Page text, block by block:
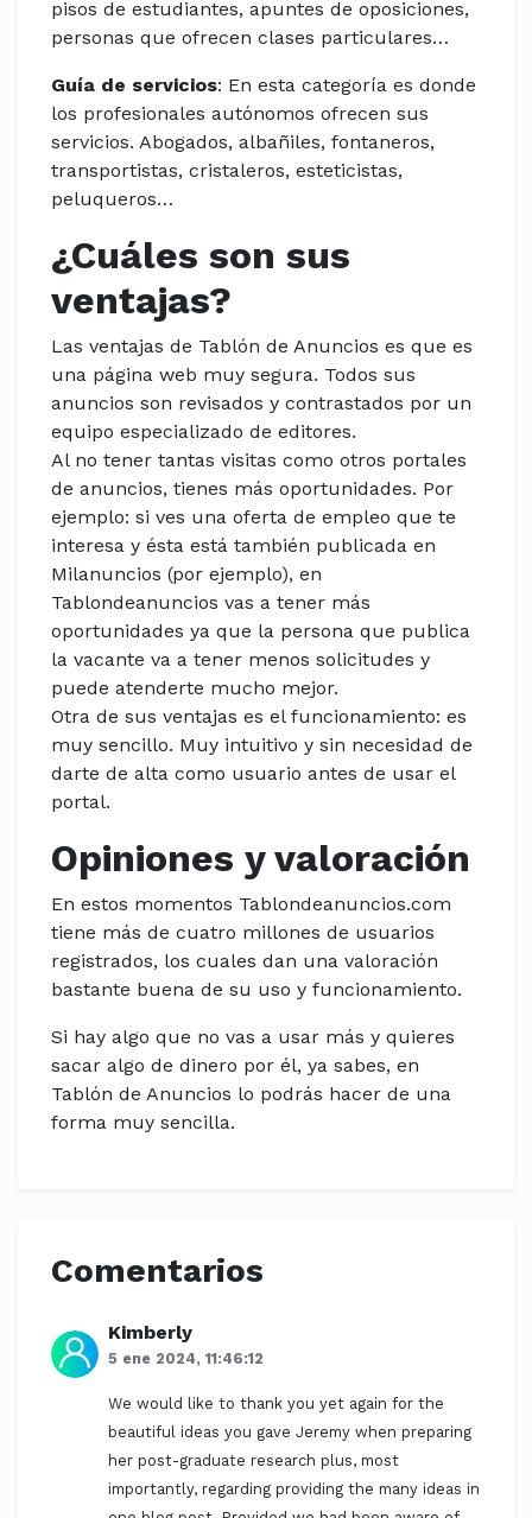
pisos de estudiantes, apuntes de oposiciones,
personas que ofrecen clases particulares…
Guía de servicios: En esta categoría es donde
los profesionales autónomos ofrecen sus
servicios. Abogados, albañiles, fontaneros,
transportistas, cristaleros, esteticistas,
peluqueros…
¿Cuáles son sus
ventajas?
Las ventajas de Tablón de Anuncios es que es
una página web muy segura. Todos sus
anuncios son revisados y contrastados por un
equipo especializado de editores.
Al no tener tantas visitas como otros portales
de anuncios, tienes más oportunidades. Por
ejemplo: si ves una oferta de empleo que te
interesa y ésta está también publicada en
Milanuncios (por ejemplo), en
Tablondeanuncios vas a tener más
oportunidades ya que la persona que publica
la vacante va a tener menos solicitudes y
puede atenderte mucho mejor.
Otra de sus ventajas es el funcionamiento: es
muy sencillo. Muy intuitivo y sin necesidad de
darte de alta como usuario antes de usar el
portal.
Opiniones y valoración
En estos momentos Tablondeanuncios.com
tiene más de cuatro millones de usuarios
registrados, los cuales dan una valoración
bastante buena de su uso y funcionamiento.
Si hay algo que no vas a usar más y quieres
sacar algo de dinero por él, ya sabes, en
Tablón de Anuncios lo podrás hacer de una
forma muy sencilla.
Comentarios
Kimberly
5 ene 2024, 11:46:12
We would like to thank you yet again for the
beautiful ideas you gave Jeremy when preparing
her post-graduate research plus, most
importantly, regarding providing the many ideas in